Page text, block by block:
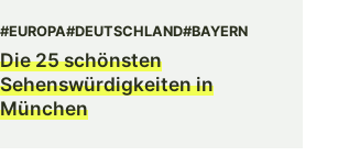
#EUROPA#DEUTSCHLAND#BAYERN
Die 25 schönsten
Sehenswürdigkeiten in
München